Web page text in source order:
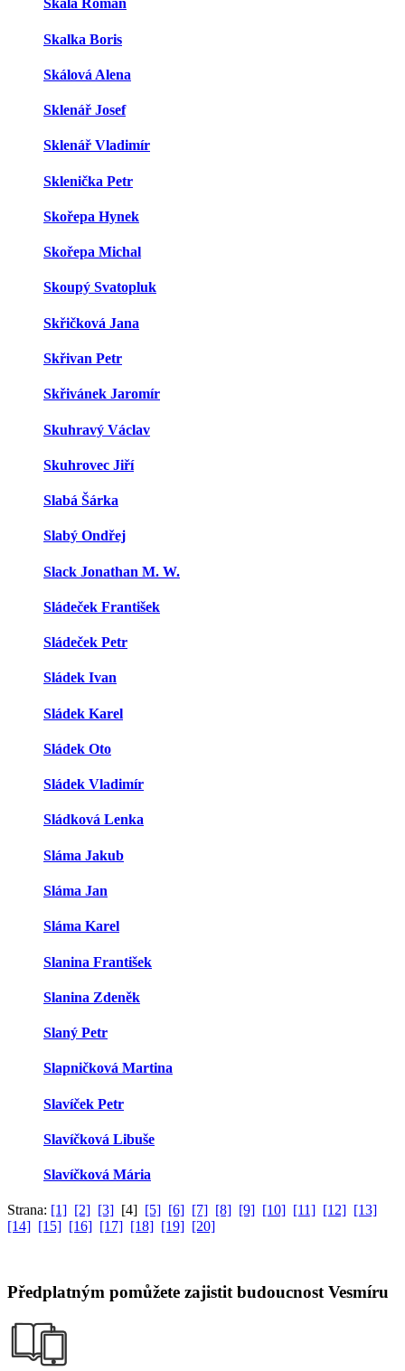
Skála Roman
Skalka Boris
Skálová Alena
Sklenář Josef
Sklenář Vladimír
Sklenička Petr
Skořepa Hynek
Skořepa Michal
Skoupý Svatopluk
Skřičková Jana
Skřivan Petr
Skřivánek Jaromír
Skuhravý Václav
Skuhrovec Jiří
Slabá Šárka
Slabý Ondřej
Slack Jonathan M. W.
Sládeček František
Sládeček Petr
Sládek Ivan
Sládek Karel
Sládek Oto
Sládek Vladimír
Sládková Lenka
Sláma Jakub
Sláma Jan
Sláma Karel
Slanina František
Slanina Zdeněk
Slaný Petr
Slapničková Martina
Slavíček Petr
Slavíčková Libuše
Slavíčková Mária
Strana: [1] [2] [3] [4] [5] [6] [7] [8] [9] [10] [11] [12] [13]
[14] [15] [16] [17] [18] [19] [20]
Předplatným pomůžete zajistit budoucnost Vesmíru